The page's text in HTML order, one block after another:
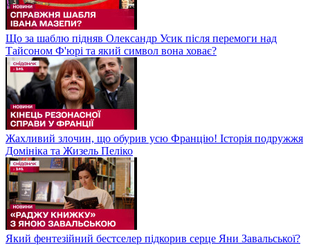
Що за шаблю підняв Олександр Усик після перемоги над
Тайсоном Ф'юрі та який символ вона ховає?
Жахливий злочин, що обурив усю Францію! Історія подружжя
Домініка та Жизель Пеліко
Який фентезійний бестселер підкорив серце Яни Завальської?